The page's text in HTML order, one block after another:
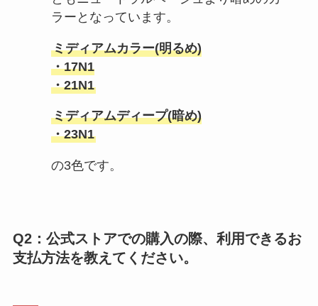
ラーとなっています。
ミディアムカラー(明るめ)
・17N1
・21N1
ミディアムディープ(暗め)
・23N1
の3色です。
Q2： 公式ストアでの購入の際、利用できるお
支払方法を教えてください。